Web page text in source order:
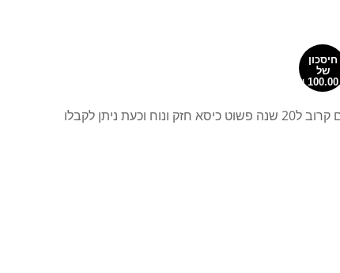
חיסכון
של
כיסא בטויה פריט שאותנטיקה מייבאים קרוב ל20 שנה פשוט כיסא חזק ונוח וכעת ניתן לקבלו